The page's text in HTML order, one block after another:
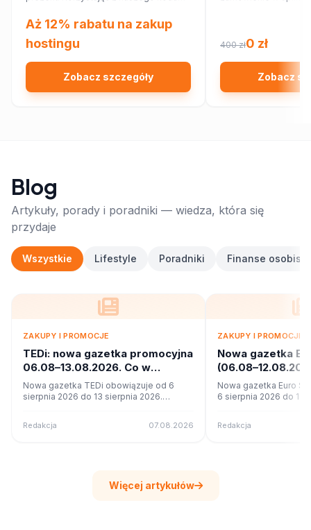
12%!
Aż 12% rabatu na zakup
hostingu
Zobacz szczegóły
400 zł0 zł
Zobacz
Blog
Artykuły, porady i poradniki — wiedza, która się
przydaje
Wszystkie Lifestyle Poradniki Finanse osobiste
ZAKUPY I PROMOCJE
TEDi: nowa gazetka promocyjna
06.08–13.08.2026. Co w
ofercie?
Nowa gazetka TEDi obowiązuje od 6
sierpnia 2026 do 13 sierpnia 2026.
Redakcja 07.08.2026
ZAKUPY I PROMOCJE
Nowa gazetka
promocje
Nowa gazetka Euro
6 sierpnia 2026 do 12
Redakcja
Więcej artykułów